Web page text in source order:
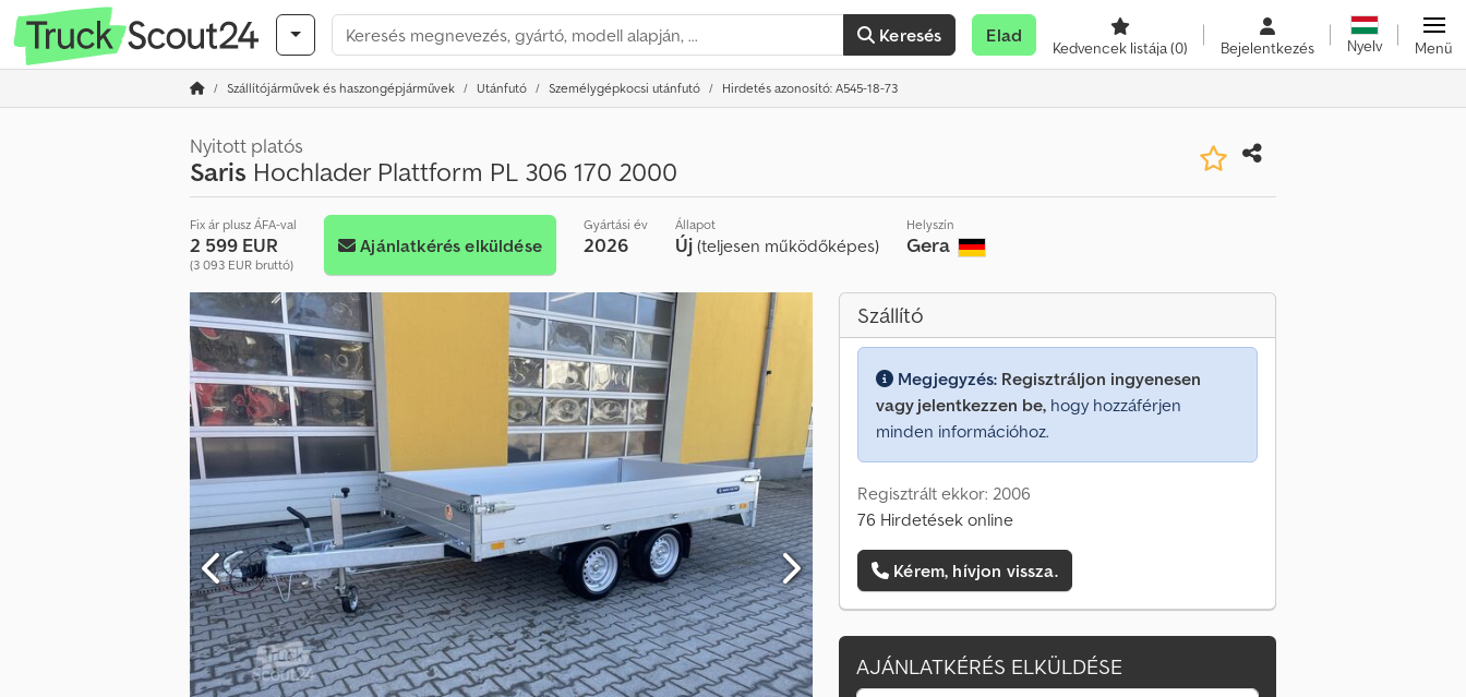
Keresés Elad
Kedvencek listája(0) Bejelentkezés Nyelv Menü
Szállítójárművek és haszongépjárművek Utánfutó Személygépkocsi utánfutó Hirdetés azonosító: A545-18-73
Nyitott platós
Saris Hochlader Plattform PL 306 170 2000
Fix ár plusz ÁFA-val
2 599 EUR
(3 093 EUR bruttó)
Ajánlatkérés elküldése
Gyártási év
2026
Állapot
Új (teljesen működőképes)
Helyszín
Gera
Szállító
Megjegyzés: Regisztráljon ingyenesen
vagy jelentkezzen be, hogy hozzáférjen
minden információhoz.
Regisztrált ekkor: 2006
76 Hirdetések online
Kérem, hívjon vissza.
AJÁNLATKÉRÉS ELKÜLDÉSE